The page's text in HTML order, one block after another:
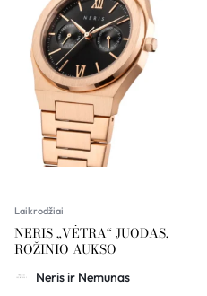
Laikrodžiai
NERIS „VĖTRA“ JUODAS,
ROŽINIO AUKSO
Neris ir Nemunas